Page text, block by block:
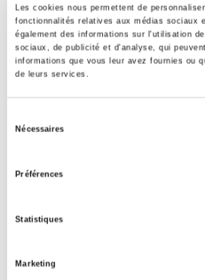
Les cookies nous permettent de
fonctionnalités relatives aux médias sociaux
également des informations sur l'utilisation
sociaux, de publicité et d'analyse, qui
informations que vous leur avez fournies ou
de leurs services.
Nécessaires
Préférences
Statistiques
Marketing
économiques internationales
et al.
Gouvernement et action